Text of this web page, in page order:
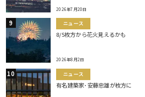
2026年7月20日
ニュース
8/5枚方から花火見えるかも
2026年8月2日
ニュース
有名建築家･安藤忠雄が枚方に